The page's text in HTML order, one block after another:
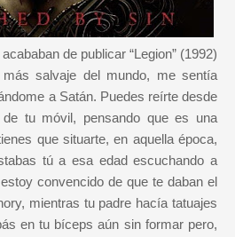
de publicar “Legion” (1992)
salvaje del mundo, me sentía
a Satán. Puedes reírte desde
tu móvil, pensando que es una
que situarte, en aquella época,
tú a esa edad escuchando a
convencido de que te daban el
mientras tu padre hacía tatuajes
en tu bíceps aún sin formar pero,